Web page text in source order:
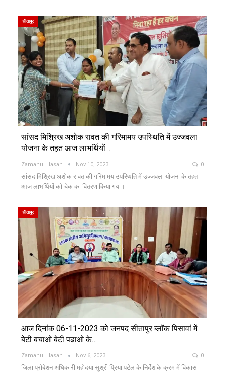
सीतापुर
सांसद मिश्रिख अशोक रावत की गरिमामय उपस्थिति में उज्जवला
योजना के तहत आज लाभर्थियों…
Zamanul Hasan Nov 10, 2023 0
सांसद मिश्रिख अशोक रावत की गरिमामय उपस्थिति में उज्जवला योजना के तहत
आज लाभर्थियों को चेक का वितरण किया गया।
सीतापुर
आज दिनांक 06-11-2023 को जनपद सीतापुर ब्लॉक पिसावां में
बेटी बचाओ बेटी पढाओ के…
Zamanul Hasan Nov 6, 2023 0
जिला प्रोबेशन अधिकारी महोदया सुश्री प्रिया पटेल के निर्देश के क्रम में विकास